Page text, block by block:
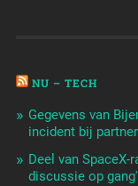
NU – TECH
Gegevens van
incident bij partner
Deel van
discussie op gang'